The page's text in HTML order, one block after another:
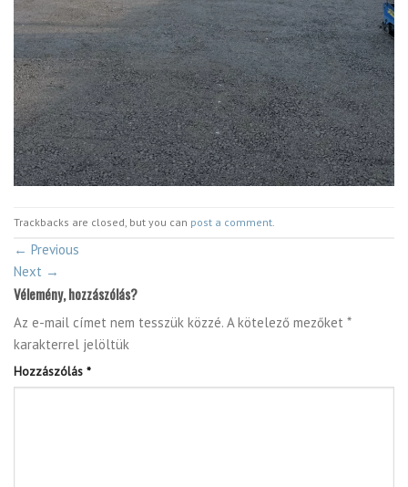
Trackbacks are closed, but you can post a comment
← Previous
Next →
Vélemény, hozzászólás?
Az e-mail címet nem tesszük közzé. A kötelező mezőket *
karakterrel jelöltük
Hozzászólás *